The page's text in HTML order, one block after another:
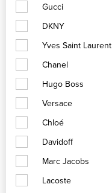
Gucci
DKNY
Yves Saint Laurent
Chanel
Hugo Boss
Versace
Chloé
Davidoff
Marc Jacobs
Lacoste